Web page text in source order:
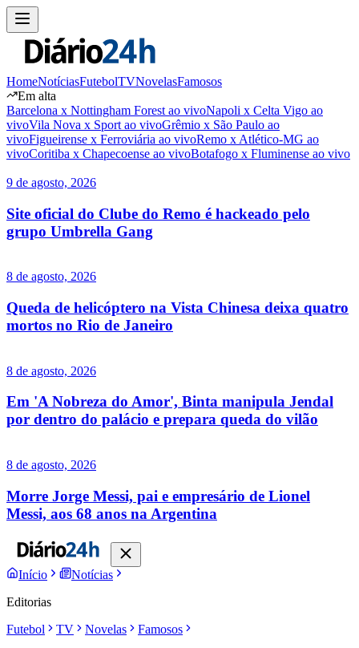
HomeNotíciasFutebolTVNovelasFamosos
Em alta
Barcelona x Nottingham Forest ao vivoNapoli x Celta Vigo ao
vivoVila Nova x Sport ao vivoGrêmio x São Paulo ao
vivoFigueirense x Ferroviária ao vivoRemo x Atlético-MG ao
vivoCoritiba x Chapecoense ao vivoBotafogo x Fluminense ao vivo
9 de agosto, 2026
Site oficial do Clube do Remo é hackeado pelo
grupo Umbrella Gang
8 de agosto, 2026
Queda de helicóptero na Vista Chinesa deixa quatro
mortos no Rio de Janeiro
8 de agosto, 2026
Em 'A Nobreza do Amor', Binta manipula Jendal
por dentro do palácio e prepara queda do vilão
8 de agosto, 2026
Morre Jorge Messi, pai e empresário de Lionel
Messi, aos 68 anos na Argentina
Início
Notícias
Editorias
Futebol
TV Novelas Famosos